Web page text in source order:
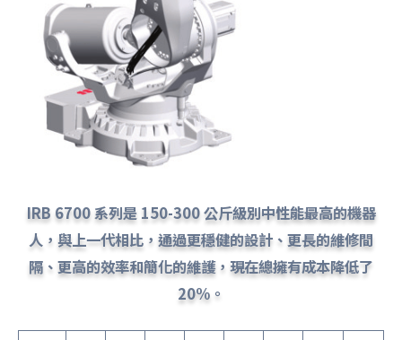
IRB 6700 系列是 150-300 公斤級別中性能最高的機器
人，與上一代相比，通過更穩健的設計、更長的維修間
隔、更高的效率和簡化的維護，現在總擁有成本降低了
20%。